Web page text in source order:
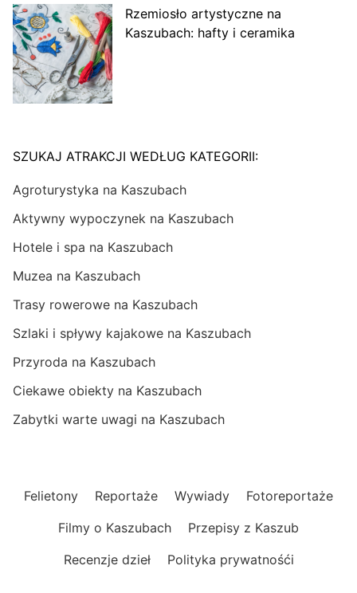
Rzemiosło artystyczne na
Kaszubach: hafty i ceramika
SZUKAJ ATRAKCJI WEDŁUG KATEGORII:
Agroturystyka na Kaszubach
Aktywny wypoczynek na Kaszubach
Hotele i spa na Kaszubach
Muzea na Kaszubach
Trasy rowerowe na Kaszubach
Szlaki i spływy kajakowe na Kaszubach
Przyroda na Kaszubach
Ciekawe obiekty na Kaszubach
Zabytki warte uwagi na Kaszubach
Felietony Reportaże Wywiady
Fotoreportaże
Filmy o Kaszubach
Przepisy z Kaszub
Recenzje dzieł
Polityka prywatnośći